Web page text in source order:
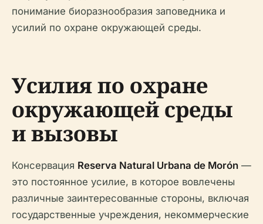
понимание биоразнообразия заповедника и
усилий по охране окружающей среды.
Усилия по охране
окружающей среды
и вызовы
Консервация Reserva Natural Urbana de Morón —
это постоянное усилие, в которое вовлечены
различные заинтересованные стороны, включая
государственные учреждения, некоммерческие